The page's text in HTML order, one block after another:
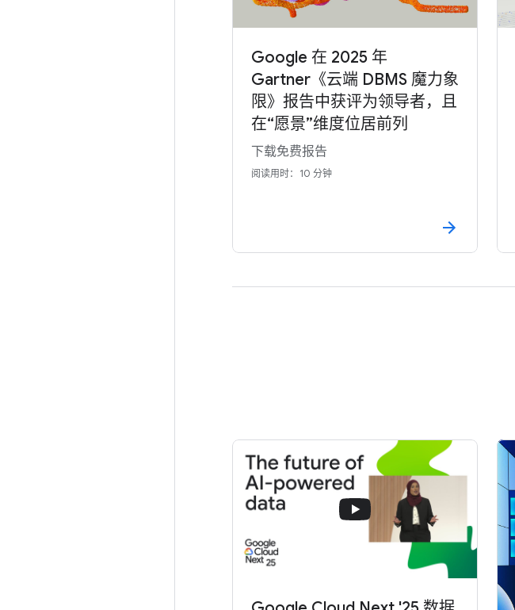
Google 在 2025 年
Gartner《云端 DBMS 魔力象
限》报告中获评为领导者，且
在“愿景”维度位居前列
下载免费报告
阅读用时：10 分钟